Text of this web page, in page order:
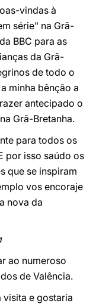
vindas à
série" na Grã-
BBC para as
da Grã-
de todo o
minha bênção a
antecipado o
Grã-Bretanha.
para todos os
por isso saúdo os
que se inspiram
vos encoraje
nova da
ao numeroso
de Valência.
visita e gostaria